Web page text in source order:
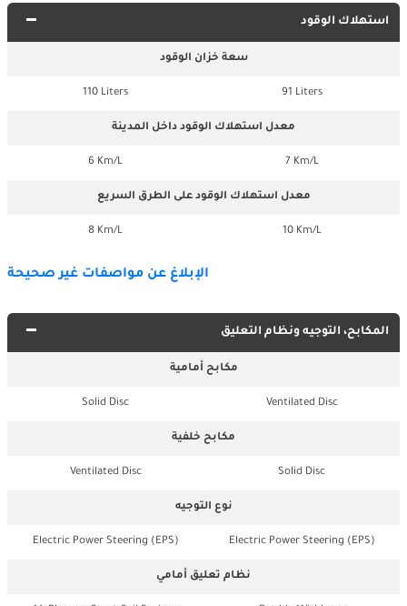
استهلاك الوقود
سعة خزان الوقود
91 Liters
110 Liters
معدل استهلاك الوقود داخل المدينة
7 Km/L
6 Km/L
معدل استهلاك الوقود على الطرق السريع
10 Km/L
8 Km/L
الإبلاغ عن مواصفات غير صحيحة
المكابح، التوجيه ونظام التعليق
مكابح أمامية
Ventilated Disc
Solid Disc
مكابح خلفية
Solid Disc
Ventilated Disc
نوع التوجيه
Electric Power Steering (EPS)
Electric Power Steering (EPS)
نظام تعليق أمامي